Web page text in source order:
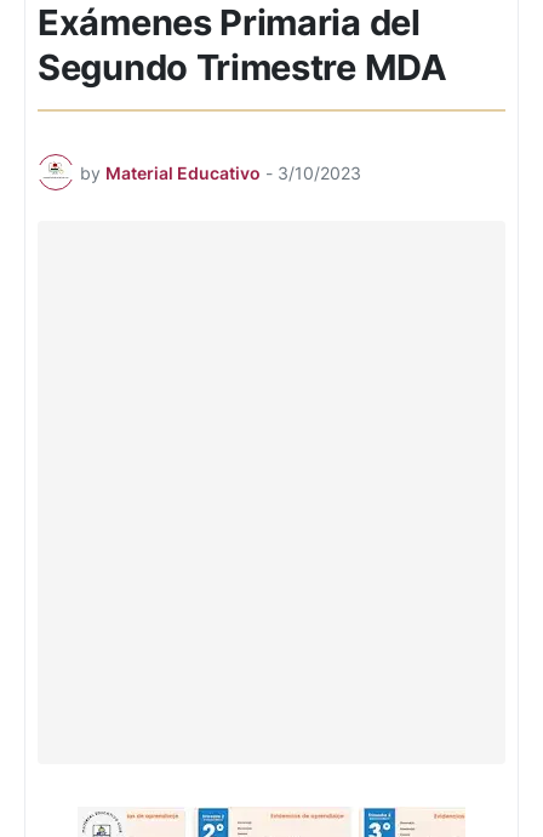
Exámenes Primaria del
Segundo Trimestre MDA
by Material Educativo - 3/10/2023